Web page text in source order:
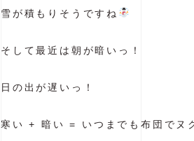
雪が積もりそうですね
そして最近は朝が暗いっ！
日の出が遅いっ！
寒い + 暗い = いつまでも布団でヌ